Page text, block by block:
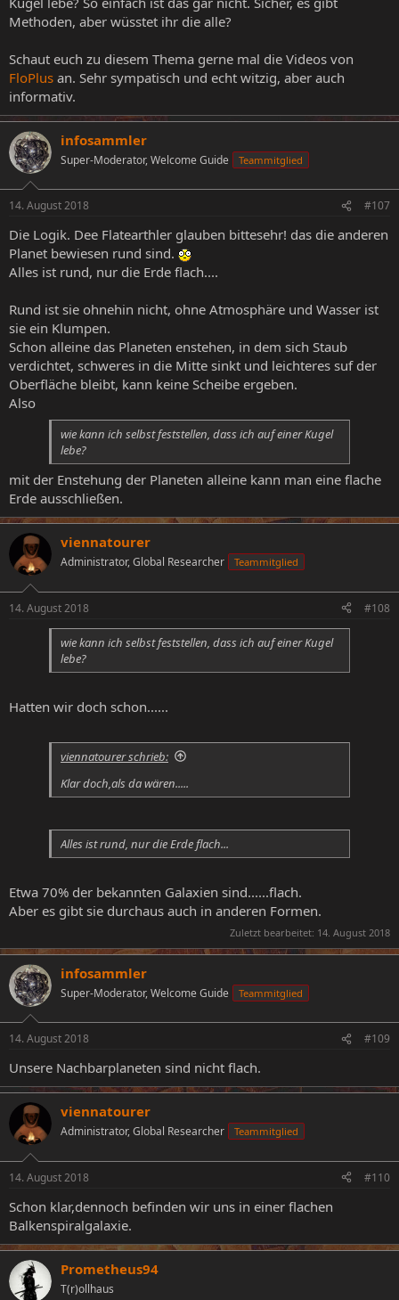
Methoden, aber wüsstet ihr die alle?
Schaut euch zu diesem Thema gerne mal die Videos von
FloPlus an. Sehr sympatisch und echt witzig, aber auch
informativ.
infosammler
Super-Moderator, Welcome Guide Teammitglied
14. August 2018 #107
Die Logik. Dee Flatearthler glauben bittesehr! das die anderen
Planet bewiesen rund sind.
Alles ist rund, nur die Erde flach....
Rund ist sie ohnehin nicht, ohne Atmosphäre und Wasser ist
sie ein Klumpen.
Schon alleine das Planeten enstehen, in dem sich Staub
verdichtet, schweres in die Mitte sinkt und leichteres suf der
Oberfläche bleibt, kann keine Scheibe ergeben.
Also
wie kann ich selbst feststellen, dass ich auf einer Kugel
lebe?
mit der Enstehung der Planeten alleine kann man eine flache
Erde ausschließen.
viennatourer
Administrator, Global Researcher Teammitglied
14. August 2018 #108
wie kann ich selbst feststellen, dass ich auf einer Kugel
lebe?
Hatten wir doch schon......
viennatourer schrieb:
Klar doch,als da wären.....
Alles ist rund, nur die Erde flach...
Etwa 70% der bekannten Galaxien sind......flach.
Aber es gibt sie durchaus auch in anderen Formen.
Zuletzt bearbeitet: 14. August 2018
infosammler
Super-Moderator, Welcome Guide Teammitglied
14. August 2018 #109
Unsere Nachbarplaneten sind nicht flach.
viennatourer
Administrator, Global Researcher Teammitglied
14. August 2018 #110
Schon klar,dennoch befinden wir uns in einer flachen
Balkenspiralgalaxie.
Prometheus94
T(r)ollhaus